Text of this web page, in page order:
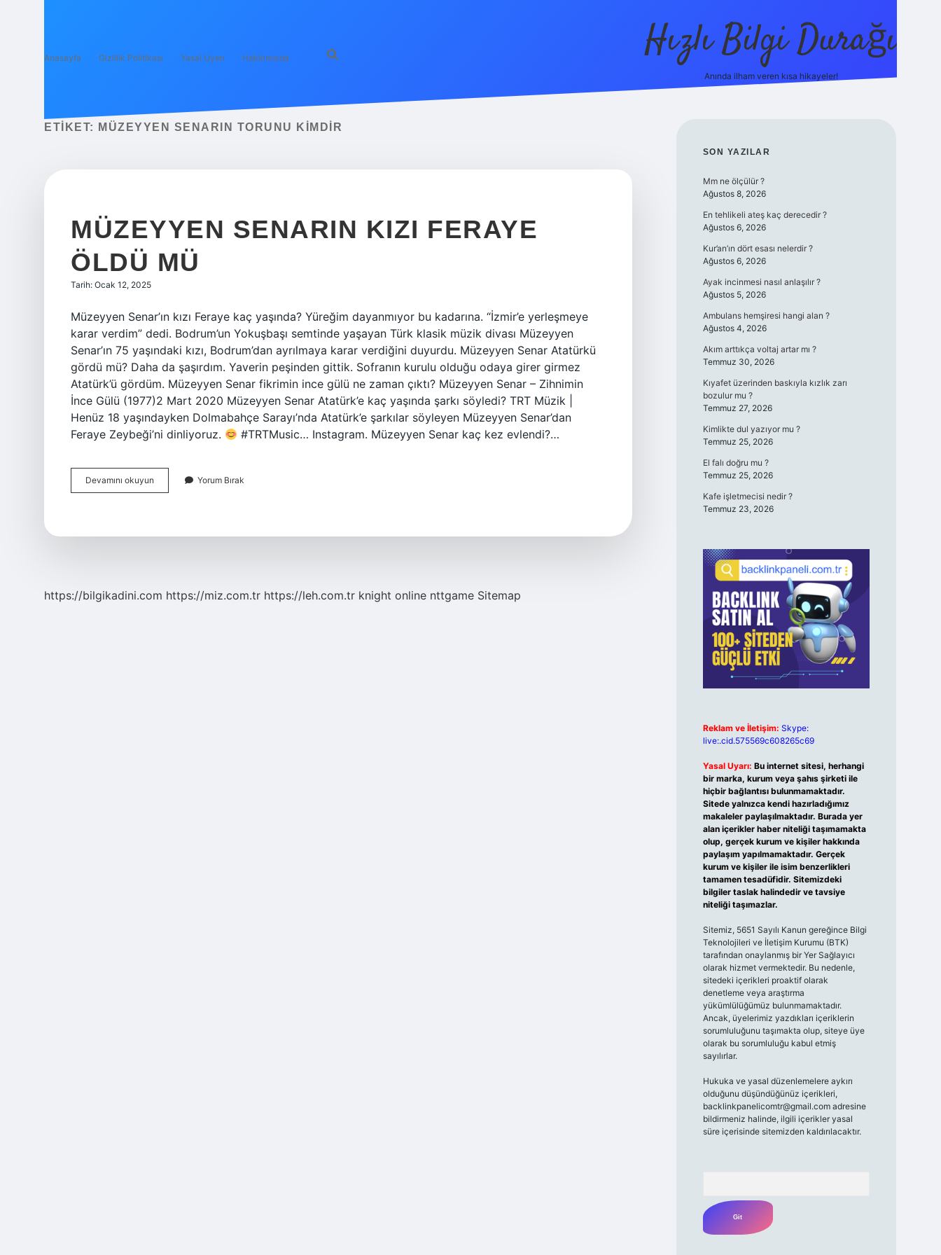
Anasayfa Gizlilik Politikası Yasal Uyarı Hakkımızda Hızlı Bilgi Durağı
Anında ilham veren kısa hikayeler!
ETIKET: MÜZEYYEN SENARIN TORUNU KIMDIR
MÜZEYYEN SENARIN KIZI FERAYE
ÖLDÜ MÜ
Tarih: Ocak 12, 2025
Müzeyyen Senar’ın kızı Feraye kaç yaşında? Yüreğim dayanmıyor bu kadarına. “İzmir’e yerleşmeye
karar verdim” dedi. Bodrum’un Yokuşbaşı semtinde yaşayan Türk klasik müzik divası Müzeyyen
Senar’ın 75 yaşındaki kızı, Bodrum’dan ayrılmaya karar verdiğini duyurdu. Müzeyyen Senar Atatürkü
gördü mü? Daha da şaşırdım. Yaverin peşinden gittik. Sofranın kurulu olduğu odaya girer girmez
Atatürk’ü gördüm. Müzeyyen Senar fikrimin ince gülü ne zaman çıktı? Müzeyyen Senar – Zihnimin
İnce Gülü (1977)2 Mart 2020 Müzeyyen Senar Atatürk’e kaç yaşında şarkı söyledi? TRT Müzik |
Henüz 18 yaşındayken Dolmabahçe Sarayı’nda Atatürk’e şarkılar söyleyen Müzeyyen Senar’dan
Feraye Zeybeği’ni dinliyoruz.
#TRTMusic… Instagram. Müzeyyen Senar kaç kez evlendi?…
Devamını okuyun Müzeyyen
Senarın
Yorum Bırak
https://bilgikadini.com https://miz.com.tr https://leh.com.tr knight online nttgame Sitemap
SIDEBAR
SON YAZILAR
Mm ne ölçülür ?
Ağustos 8, 2026
En tehlikeli ateş kaç derecedir ?
Ağustos 6, 2026
Kur’an’ın dört esası nelerdir ?
Ağustos 6, 2026
Ayak incinmesi nasıl anlaşılır ?
Ağustos 5, 2026
Ambulans hemşiresi hangi alan ?
Ağustos 4, 2026
Akım arttıkça voltaj artar mı ?
Temmuz 30, 2026
Kıyafet üzerinden baskıyla kızlık zarı
bozulur mu ?
Temmuz 27, 2026
Kimlikte dul yazıyor mu ?
Temmuz 25, 2026
El falı doğru mu ?
Temmuz 25, 2026
Kafe işletmecisi nedir ?
Temmuz 23, 2026
Reklam ve İletişim: Skype:
live:.cid.575569c608265c69
Yasal Uyarı: Bu internet sitesi, herhangi
bir marka, kurum veya şahıs şirketi ile
hiçbir bağlantısı bulunmamaktadır.
Sitede yalnızca kendi hazırladığımız
makaleler paylaşılmaktadır. Burada yer
alan içerikler haber niteliği taşımamakta
olup, gerçek kurum ve kişiler hakkında
paylaşım yapılmamaktadır. Gerçek
kurum ve kişiler ile isim benzerlikleri
tamamen tesadüfidir. Sitemizdeki
bilgiler taslak halindedir ve tavsiye
niteliği taşımazlar.
Sitemiz, 5651 Sayılı Kanun gereğince Bilgi
Teknolojileri ve İletişim Kurumu (BTK)
tarafından onaylanmış bir Yer Sağlayıcı
olarak hizmet vermektedir. Bu nedenle,
sitedeki içerikleri proaktif olarak
denetleme veya araştırma
yükümlülüğümüz bulunmamaktadır.
Ancak, üyelerimiz yazdıkları içeriklerin
sorumluluğunu taşımakta olup, siteye üye
olarak bu sorumluluğu kabul etmiş
sayılırlar.
Hukuka ve yasal düzenlemelere aykırı
olduğunu düşündüğünüz içerikleri,
backlinkpanelicomtr@gmail.comadresine
bildirmeniz halinde, ilgili içerikler yasal
süre içerisinde sitemizden kaldırılacaktır.